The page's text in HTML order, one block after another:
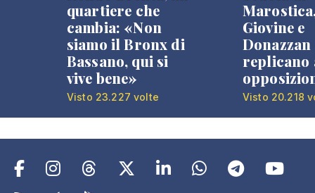
quartiere che
cambia: «Non
siamo il Bronx di
Bassano, qui si
vive bene»
Visto 23.227 volte
Giovine e
Donazzan
replicano
Visto 20.218